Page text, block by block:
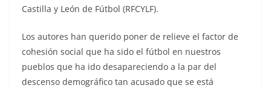
Castilla y León de Fútbol (RFCYLF).
Los autores han querido poner de relieve el factor de
cohesión social que ha sido el fútbol en nuestros
pueblos que ha ido desapareciendo a la par del
descenso demográfico tan acusado que se está